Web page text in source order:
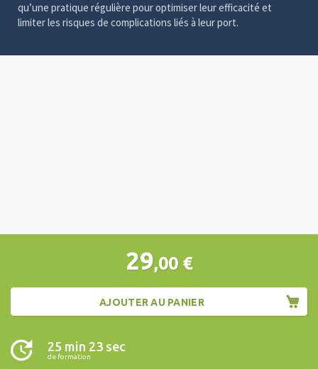
qu’une pratique régulière pour optimiser leur efficacité et
limiter les risques de complications liés à leur port.
25 min 23 sec
de formation
29,00 €
AJOUTER AU PANIER